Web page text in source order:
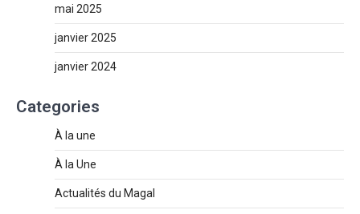
mai 2025
janvier 2025
janvier 2024
Categories
À la une
À la Une
Actualités du Magal